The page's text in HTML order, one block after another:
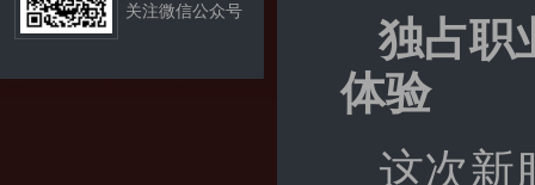
关注微信公众号
独占职
体验
这次新